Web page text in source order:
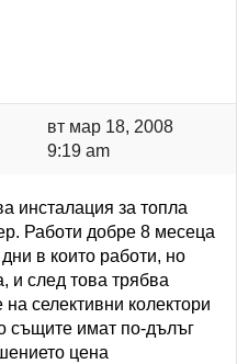
вт мар 18, 2008
9:19 am
инсталация за топла
Работи добре 8 месеца
в които работи, но
и след това трябва
селективни колектори
същите имат по-дълъг
цена